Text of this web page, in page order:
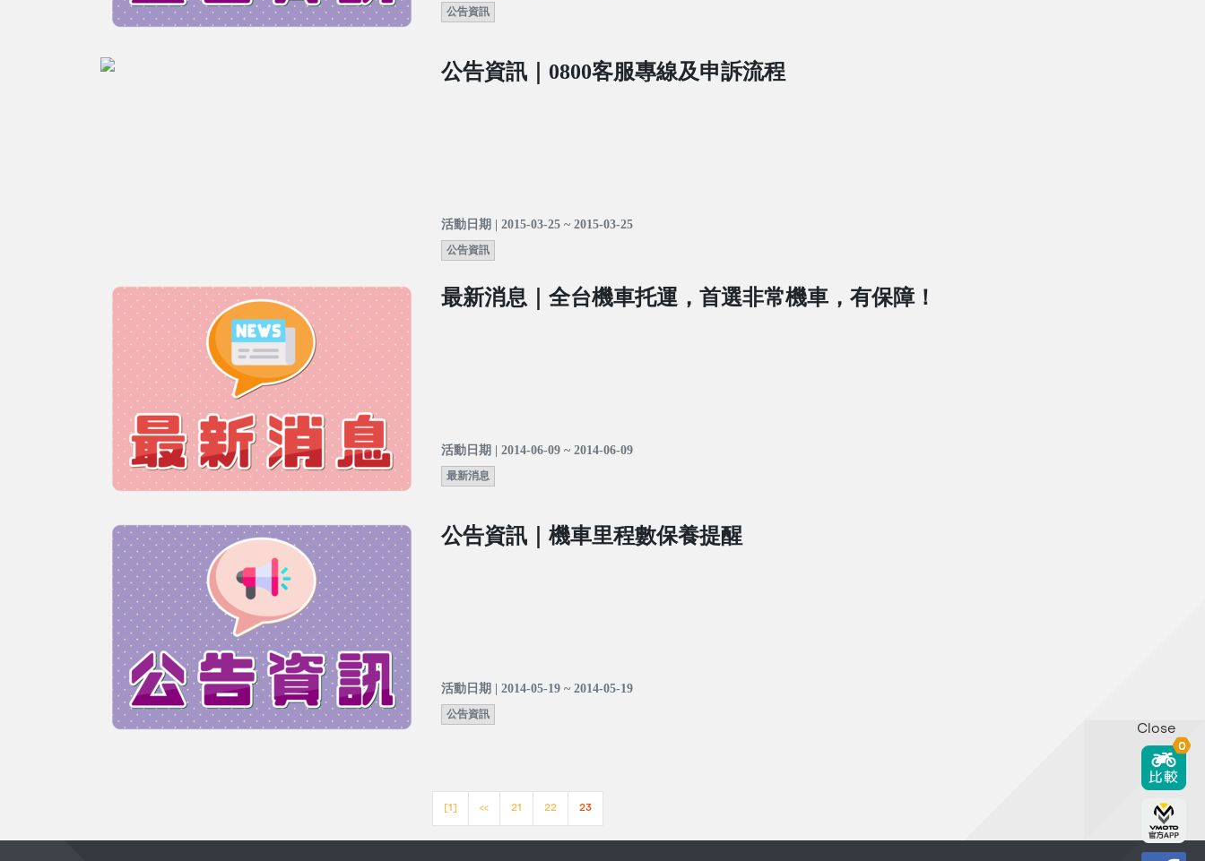
公告資訊
公告資訊｜0800客服專線及申訴流程
活動日期 | 2015-03-25 ~ 2015-03-25
公告資訊
最新消息｜全台機車托運，首選非常機車，有保障！
活動日期 | 2014-06-09 ~ 2014-06-09
最新消息
公告資訊｜機車里程數保養提醒
活動日期 | 2014-05-19 ~ 2014-05-19
公告資訊
[1] << 21 22 23
Close
0